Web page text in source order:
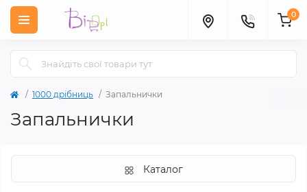
0
1000 дрібниць Запальнички
Запальнички
Каталог